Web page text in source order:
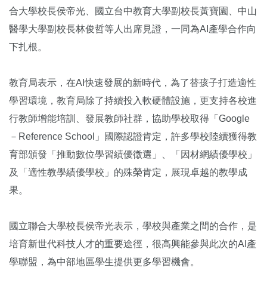
合大學校長侯帝光、國立台中教育大學副校長黃寶園、中山
醫學大學副校長林俊哲等人出席見證，一同為AI產學合作向
下扎根。
教育局表示，在AI快速發展的新時代，為了替孩子打造適性
學習環境，教育局除了持續投入軟硬體設施，更支持各校進
行教師增能培訓、發展教師社群，協助學校取得「Google
－Reference School」國際認證肯定，許多學校陸續獲得教
育部頒發「推動數位學習績優徵選」、「因材網績優學校」
及「適性教學績優學校」的殊榮肯定，展現卓越的教學成
果。
國立聯合大學校長侯帝光表示，學校與產業之間的合作，是
培育新世代科技人才的重要途徑，很高興能參與此次的AI產
學聯盟，為中部地區學生提供更多學習機會。